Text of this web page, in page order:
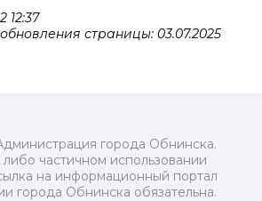
12:37
страницы: 03.07.2025
города Обнинска.
частичном использовании
на информационный портал
города Обнинска обязательна.